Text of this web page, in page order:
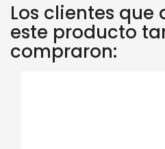
Los clientes que
este producto
compraron: